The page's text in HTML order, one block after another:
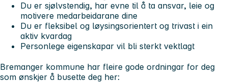
Du er sjølvstendig, har evne til å ta ansvar, leie og
motivere medarbeidarane dine
Du er fleksibel og løysingsorientert og trivast i ein
aktiv kvardag
Personlege eigenskapar vil bli sterkt vektlagt
Bremanger kommune har fleire gode ordningar for deg
som ønskjer å busette deg her: